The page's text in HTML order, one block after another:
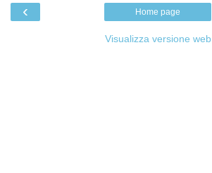
‹ Home page
Visualizza versione web